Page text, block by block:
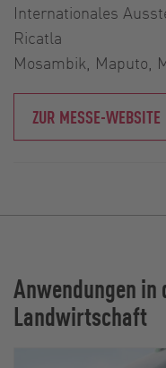
Internationales
Ricatla
Mosambik, Maputo,
ZUR MESSE-WEBSITE
Anwendungen in
Landwirtschaft